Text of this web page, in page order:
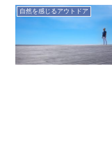
自然を感じるアウトドア